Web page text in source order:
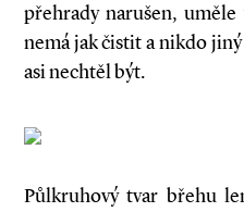
přehrady narušen,
nemá jak čistit a nikdo
asi nechtěl být.
Půlkruhový tvar břehu